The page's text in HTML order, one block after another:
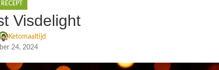
Visdelight
Ketomaaltijd
24, 2024